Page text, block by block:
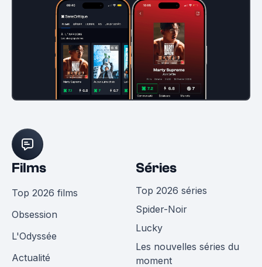
Films
Top 2026 films
Obsession
L'Odyssée
Actualité
Séries
Top 2026 séries
Spider-Noir
Lucky
Les nouvelles séries du
moment